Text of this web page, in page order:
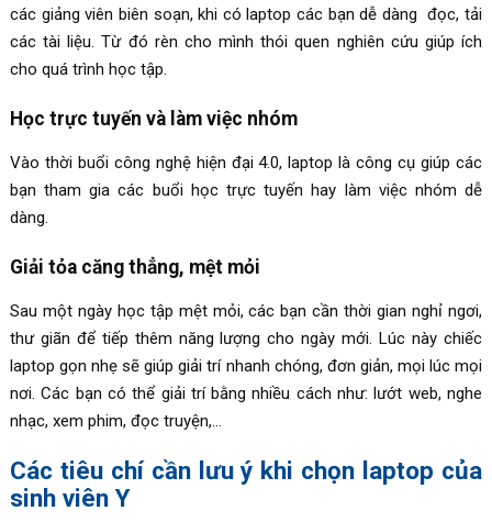
các giảng viên biên soạn, khi có laptop các bạn dễ dàng đọc, tải
các tài liệu. Từ đó rèn cho mình thói quen nghiên cứu giúp ích
cho quá trình học tập.
Học trực tuyến và làm việc nhóm
Vào thời buổi công nghệ hiện đại 4.0, laptop là công cụ giúp các
bạn tham gia các buổi học trực tuyến hay làm việc nhóm dễ
dàng.
Giải tỏa căng thẳng, mệt mỏi
Sau một ngày học tập mệt mỏi, các bạn cần thời gian nghỉ ngơi,
thư giãn để tiếp thêm năng lượng cho ngày mới. Lúc này chiếc
laptop gọn nhẹ sẽ giúp giải trí nhanh chóng, đơn giản, mọi lúc mọi
nơi. Các bạn có thể giải trí bằng nhiều cách như: lướt web, nghe
nhạc, xem phim, đọc truyện,…
Các tiêu chí cần lưu ý khi chọn laptop của
sinh viên Y